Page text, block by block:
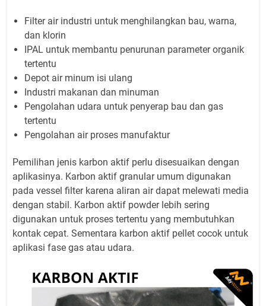
Filter air industri untuk menghilangkan bau, warna,
dan klorin
IPAL untuk membantu penurunan parameter organik
tertentu
Depot air minum isi ulang
Industri makanan dan minuman
Pengolahan udara untuk penyerap bau dan gas
tertentu
Pengolahan air proses manufaktur
Pemilihan jenis karbon aktif perlu disesuaikan dengan
aplikasinya. Karbon aktif granular umum digunakan
pada vessel filter karena aliran air dapat melewati media
dengan stabil. Karbon aktif powder lebih sering
digunakan untuk proses tertentu yang membutuhkan
kontak cepat. Sementara karbon aktif pellet cocok untuk
aplikasi fase gas atau udara.